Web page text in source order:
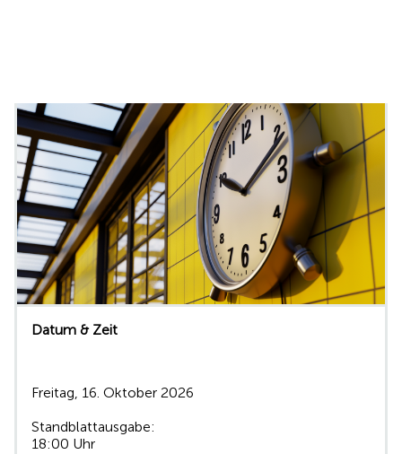
Datum & Zeit
Freitag, 16. Oktober 2026
Standblattausgabe:
18:00 Uhr